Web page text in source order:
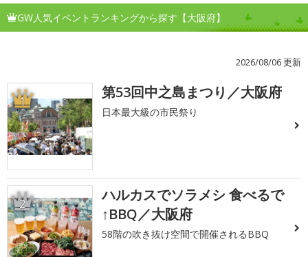
GW人気イベントランキングから探す【大阪府】
2026/08/06 更新
1 第53回中之島まつり／大阪府
日本最大級の市民祭り
2
ハルカスでソラメシ 食べるで
↑BBQ／大阪府
58階の吹き抜け空間で開催されるBBQ